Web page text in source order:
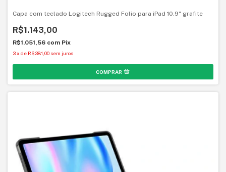
Capa com teclado Logitech Rugged Folio para iPad 10.9" grafite
R$1.143,00
R$1.051,56 com Pix
3x de R$381,00 sem juros